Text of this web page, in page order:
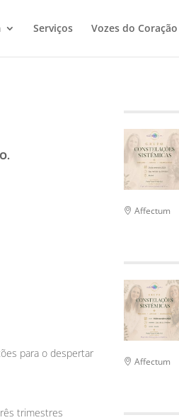
Serviços Vozes do Coração
para o despertar
trimestres
Affectum
Affectum